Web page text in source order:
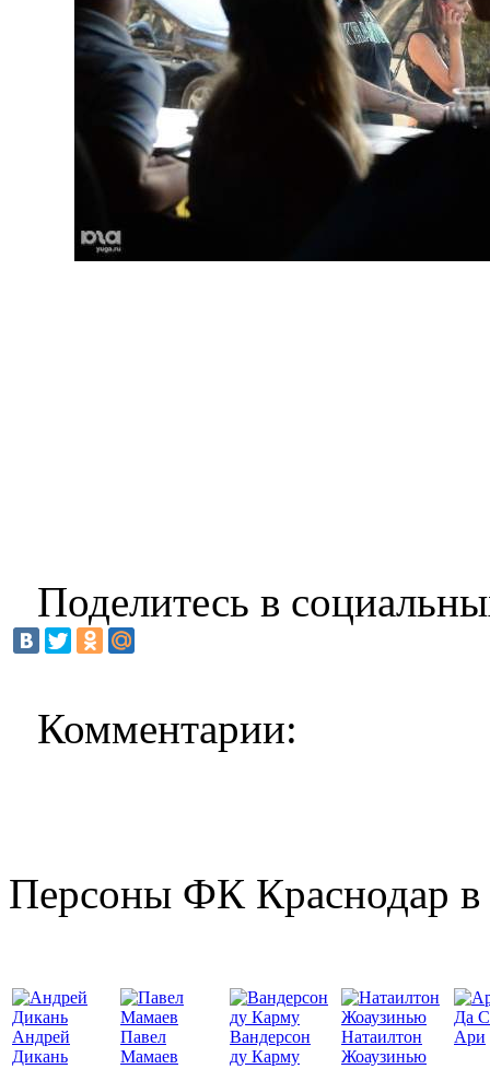
Поделитесь в
Комментарии:
Персоны ФК Краснодар в
Андрей
Дикань
Павел
Мамаев
Вандерсон
ду Карму
Натаилтон
Жоаузинью
Да
Ари